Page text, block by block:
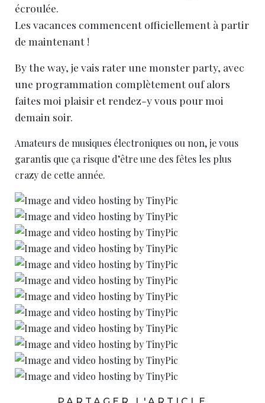
écroulée.
Les vacances commencent officiellement à partir
de maintenant !
By the way, je vais rater une monster party, avec
une programmation complètement ouf alors
faites moi plaisir et rendez-y vous pour moi
demain soir.
Amateurs de musiques électroniques ou non, je vous
garantis que ça risque d’être une des fêtes les plus
crazy de cette année.